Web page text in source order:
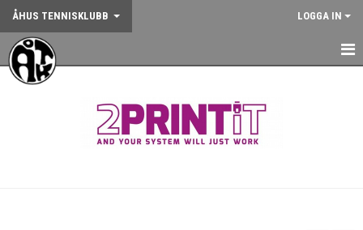
ÅHUS TENNISKLUBB LOGGA IN
HEM